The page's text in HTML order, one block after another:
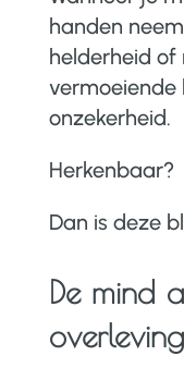
handen
helderheid of
vermoeiende
onzekerheid.
Herkenbaar?
Dan is deze
De mind